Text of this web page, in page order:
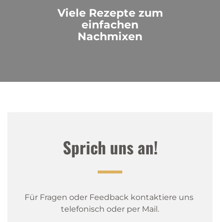
Viele Rezepte zum
einfachen
Nachmixen
Sprich uns an!
Für Fragen oder Feedback kontaktiere uns
telefonisch oder per Mail.